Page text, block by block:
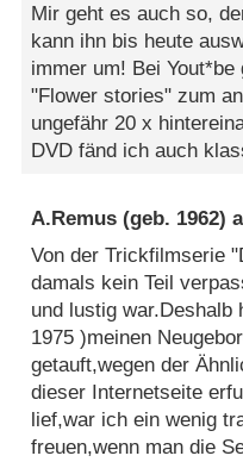
Mir geht es auch so,
kann ihn bis heute
immer um! Bei
"Flower stories" zum
ungefähr 20 x
DVD fänd ich auch
A.Remus (geb. 1962)
Von der Trickfilmserie
damals kein Teil
und lustig war.Deshalb
1975 )meinen
getauft,wegen der
dieser Internetseite
lief,war ich ein wenig
freuen,wenn man die